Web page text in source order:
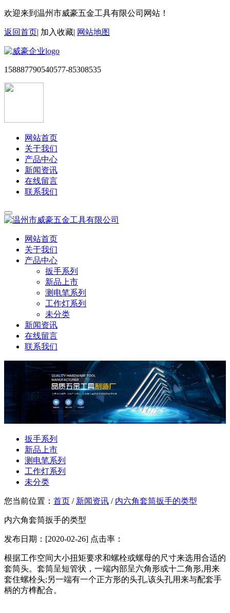
欢迎来到温州市威豪五金工具有限公司网站！
返回首页| 加入收藏| 网站地图
158887790540577-85308535
网站首页
关于我们
产品中心
新闻资讯
在线留言
联系我们
网站首页
关于我们
产品中心
扳手系列
新品上市
测电笔系列
工作灯系列
未分类
新闻资讯
在线留言
联系我们
扳手系列
新品上市
测电笔系列
工作灯系列
未分类
您当前位置： 首页 / 新闻资讯 / 内六角套筒扳手的类型
内六角套筒扳手的类型
发布日期：[2020-02-26] 点击率：
根据工作空间大小扭矩要求和螺栓或螺母的尺寸来选用合适的
套筒头。套筒呈短管状，一端内部呈六角形或十二角形,用来
套住螺栓头;另一端有一个正方形的头孔,该头孔用来与配套手
柄的方榫配合。